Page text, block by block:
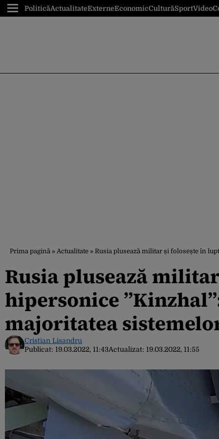
PoliticăActualitateExterneEconomicCulturăSportVideo
Prima pagină » Actualitate » Rusia plusează militar și folosește în
Rusia plusează
hipersonice
majoritatea
Cristian Lisandru
Publicat: 19.03.2022, 11:43Actualizat: 19.03.2022, 11:55